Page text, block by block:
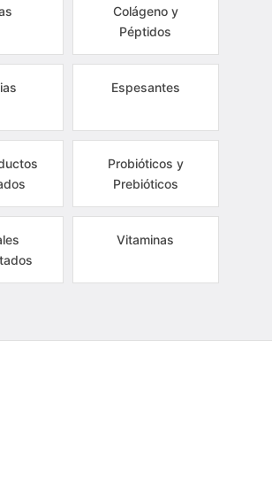
Colágeno y
Péptidos
Espesantes
Probióticos y
Prebióticos
Vitaminas